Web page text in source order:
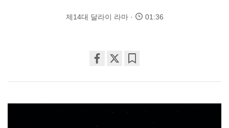
제14대 달라이 라마 01:36
on